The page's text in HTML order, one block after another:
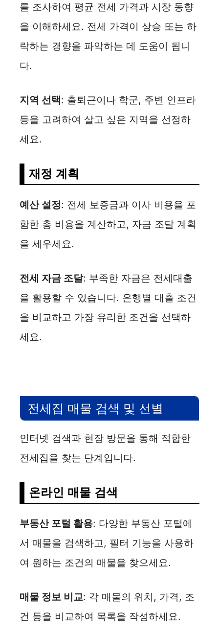
를 조사하여 평균 전세 가격과 시장 동향
을 이해하세요. 전세 가격이 상승 또는 하
락하는 경향을 파악하는 데 도움이 됩니
다.
지역 선택: 출퇴근이나 학군, 주변 인프라
등을 고려하여 살고 싶은 지역을 선정하
세요.
재정 계획
예산 설정: 전세 보증금과 이사 비용을 포
함한 총 비용을 계산하고, 자금 조달 계획
을 세우세요.
전세 자금 조달: 부족한 자금은 전세대출
을 활용할 수 있습니다. 은행별 대출 조건
을 비교하고 가장 유리한 조건을 선택하
세요.
전세집 매물 검색 및 선별
인터넷 검색과 현장 방문을 통해 적합한
전세집을 찾는 단계입니다.
온라인 매물 검색
부동산 포털 활용: 다양한 부동산 포털에
서 매물을 검색하고, 필터 기능을 사용하
여 원하는 조건의 매물을 찾으세요.
매물 정보 비교: 각 매물의 위치, 가격, 조
건 등을 비교하여 목록을 작성하세요.